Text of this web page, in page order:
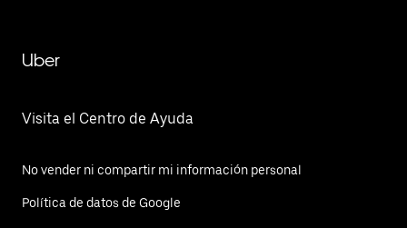
Uber
Visita el Centro de Ayuda
No vender ni compartir mi información personal
Política de datos de Google